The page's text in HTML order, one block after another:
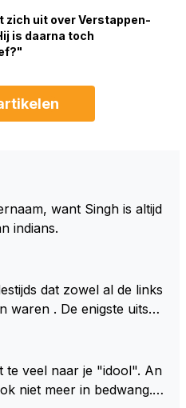
zich uit over Verstappen-
is daarna toch
want Singh is altijd
indians.
dat zowel al de links
waren . De enigste uitspr
uitlaat gassen inade
dat de F1 motor schone
Dus denk echt niet dat de
te veel naar je "idool". An
niet meer in bedwang. Zi